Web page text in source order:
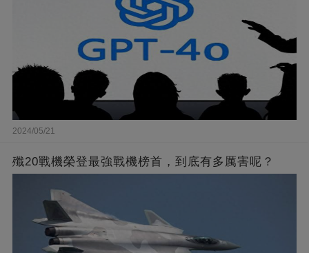
2024/05/21
殲20戰機榮登最強戰機榜首，到底有多厲害呢？